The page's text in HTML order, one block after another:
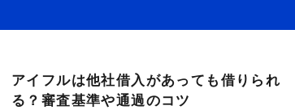
アイフルは他社借入があっても借りられ
る？審査基準や通過のコツ